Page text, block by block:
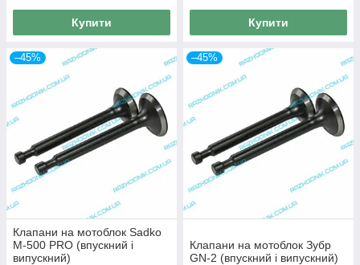
Купити Купити
–45%
Клапани на мотоблок Sadko
M-500 PRO (впускний і
випускний)
–45%
Клапани на мотоблок Зубр
GN-2 (впускний і випускний)